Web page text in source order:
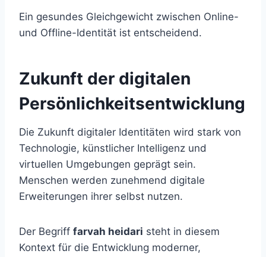
Ein gesundes Gleichgewicht zwischen Online-
und Offline-Identität ist entscheidend.
Zukunft der digitalen
Persönlichkeitsentwicklung
Die Zukunft digitaler Identitäten wird stark von
Technologie, künstlicher Intelligenz und
virtuellen Umgebungen geprägt sein.
Menschen werden zunehmend digitale
Erweiterungen ihrer selbst nutzen.
Der Begriff farvah heidari steht in diesem
Kontext für die Entwicklung moderner,